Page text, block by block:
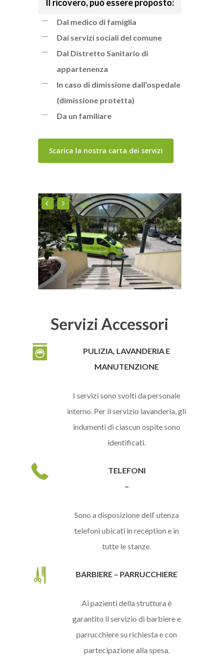
Il ricovero, può essere proposto:
Dal medico di famiglia
Dai servizi sociali del comune
Dal Distretto Sanitario di
appartenenza
In caso di dimissione dall’ospedale
(dimissione protetta)
Da un familiare
Scarica la nostra carta dei servizi
Servizi Accessori
PULIZIA, LAVANDERIA E
MANUTENZIONE
I servizi sono svolti da personale
interno. Per il servizio lavanderia, gli
indumenti di ciascun ospite sono
identificati.
TELEFONI
–
Sono a disposizione dell‘ utenza
telefoni ubicati in reception e in
tutte le stanze.
BARBIERE – PARRUCCHIERE
Ai pazienti della struttura è
garantito il servizio di barbiere e
parrucchiere su richiesta e con
partecipazione alla spesa.